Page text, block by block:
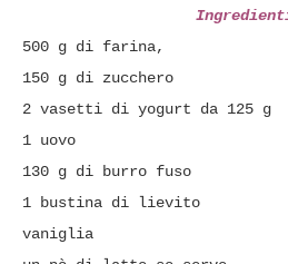
500 g di farina,
150 g di zucchero
2 vasetti di yogurt da 125 g
1 uovo
130 g di burro fuso
1 bustina di lievito
vaniglia